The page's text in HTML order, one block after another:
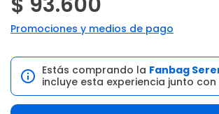
Promociones y medios de pago
Estás comprando la Fanbag
incluye esta experiencia junto con